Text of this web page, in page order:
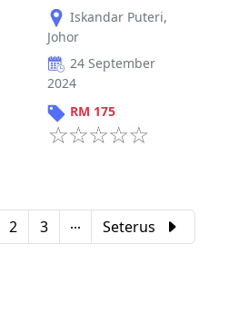
Iskandar Puteri,
Johor
24 September
2024
RM 175
2 3 Seterus